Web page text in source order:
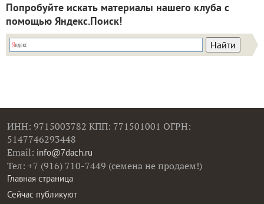
Попробуйте искать материалы нашего клуба с
помощью Яндекс.Поиск!
ИНН: 9715003782 КПП: 771501001 ОГРН:
5147746293448
Email: info@7dach.ru
Тел: +7 (916) 710-7449 (семена не продаем!)
Главная страница
Сейчас публикуют